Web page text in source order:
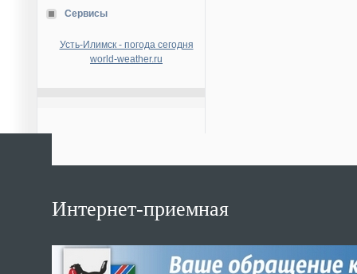
Сервисы
Усть-Илимск - погода сегодня
world-weather.ru
Интернет-приемная